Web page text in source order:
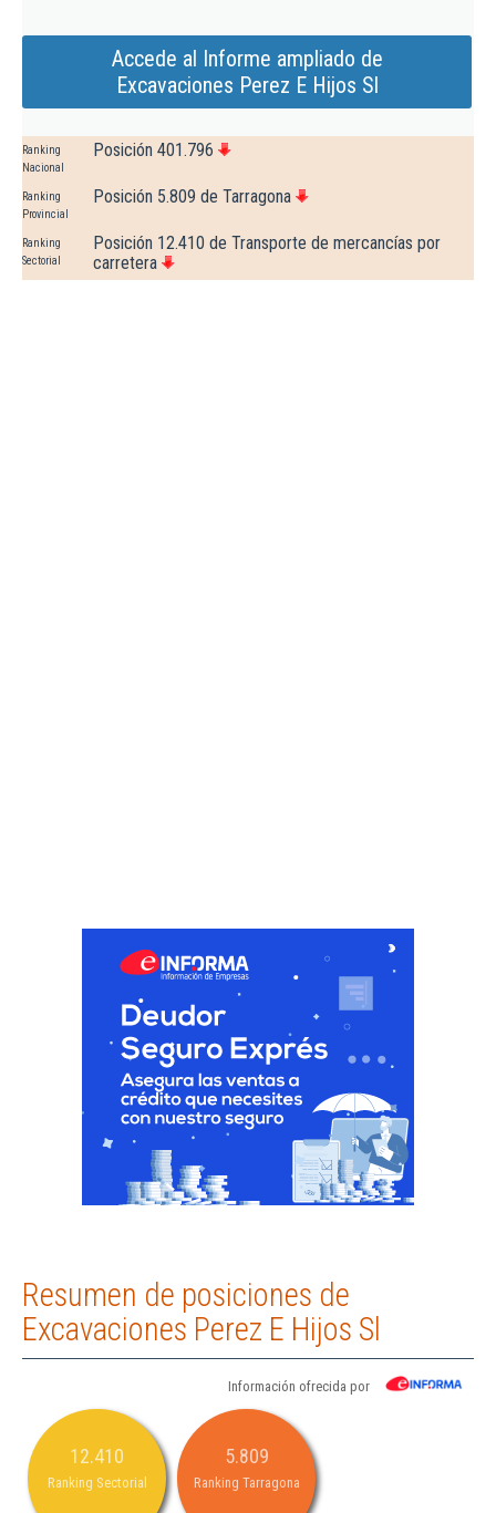
Accede al Informe ampliado de
Excavaciones Perez E Hijos Sl
Ranking
Nacional
Posición 401.796
Ranking
Provincial
Posición 5.809 de Tarragona
Ranking
Sectorial
Posición 12.410 de Transporte de mercancías por
carretera
Resumen de posiciones de
Excavaciones Perez E Hijos Sl
Información ofrecida por
12.410
Ranking Sectorial
5.809
Ranking Tarragona